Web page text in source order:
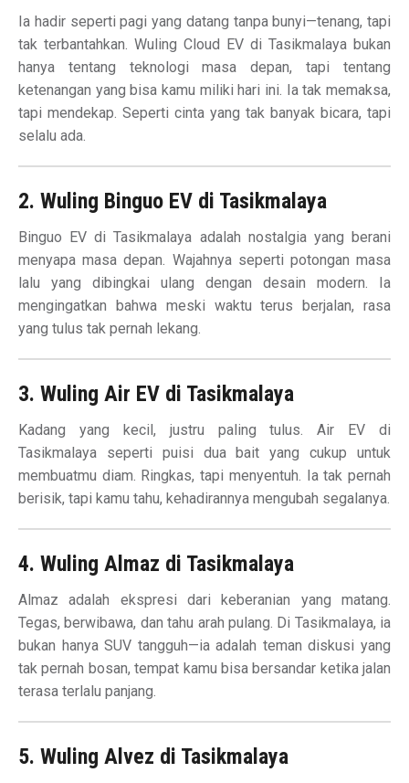
Ia hadir seperti pagi yang datang tanpa bunyi—tenang, tapi
tak terbantahkan. Wuling Cloud EV di Tasikmalaya bukan
hanya tentang teknologi masa depan, tapi tentang
ketenangan yang bisa kamu miliki hari ini. Ia tak memaksa,
tapi mendekap. Seperti cinta yang tak banyak bicara, tapi
selalu ada.
2. Wuling Binguo EV di Tasikmalaya
Binguo EV di Tasikmalaya adalah nostalgia yang berani
menyapa masa depan. Wajahnya seperti potongan masa
lalu yang dibingkai ulang dengan desain modern. Ia
mengingatkan bahwa meski waktu terus berjalan, rasa
yang tulus tak pernah lekang.
3. Wuling Air EV di Tasikmalaya
Kadang yang kecil, justru paling tulus. Air EV di
Tasikmalaya seperti puisi dua bait yang cukup untuk
membuatmu diam. Ringkas, tapi menyentuh. Ia tak pernah
berisik, tapi kamu tahu, kehadirannya mengubah segalanya.
4. Wuling Almaz di Tasikmalaya
Almaz adalah ekspresi dari keberanian yang matang.
Tegas, berwibawa, dan tahu arah pulang. Di Tasikmalaya, ia
bukan hanya SUV tangguh—ia adalah teman diskusi yang
tak pernah bosan, tempat kamu bisa bersandar ketika jalan
terasa terlalu panjang.
5. Wuling Alvez di Tasikmalaya